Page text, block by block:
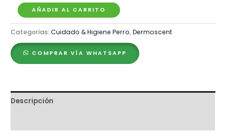
Dermoscent
Essential
6
Spot-
On
de
AÑADIR AL CARRITO
Categorías:Cuidado & Higiene Perro,Dermoscent
COMPRAR VÍA WHATSAPP
Descripción